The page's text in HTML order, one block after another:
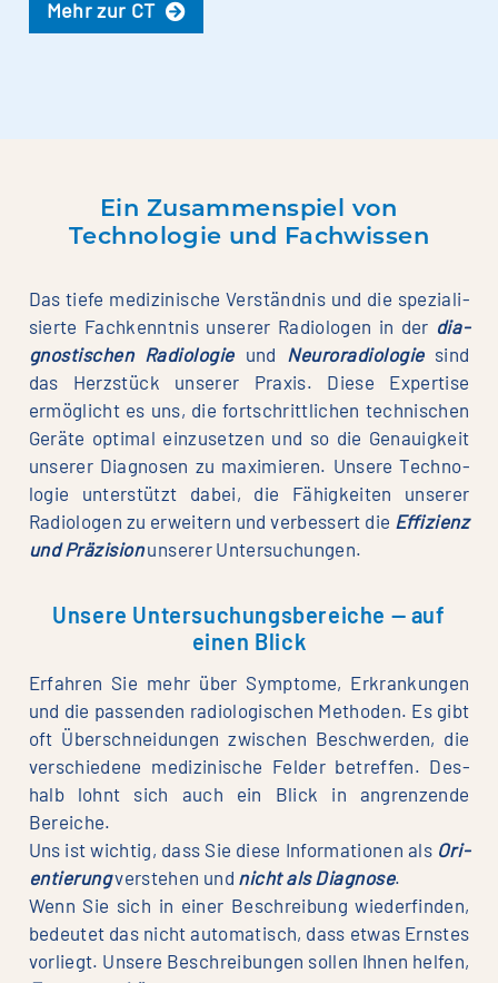
Mehr zur CT
Ein Zusammenspiel von
Technologie und Fachwissen
Das tie­fe medi­zi­ni­sche Ver­ständ­nis und die spe­zia­li­
sier­te Fach­kennt­nis unse­rer Radio­lo­gen in der dia­
gnos­ti­schen Radio­lo­gie und Neu­ro­ra­dio­lo­giesind
das Herz­stück unse­rer Pra­xis. Die­se Exper­ti­se
ermög­licht es uns, die fort­schritt­li­chen tech­ni­schen
Gerä­te opti­mal ein­zu­set­zen und so die Genau­ig­keit
unse­rer Dia­gno­sen zu maxi­mie­ren. Unse­re Tech­no­
lo­gie unter­stützt dabei, die Fähig­kei­ten unse­rer
Radio­lo­gen zu erwei­tern und ver­bes­sert die Effi­zi­enz
und Prä­zi­si­onunse­rer Untersuchungen.
Unsere Untersuchungsbereiche — auf
einen Blick
Erfah­ren Sie mehr über Sym­pto­me, Erkran­kun­gen
und die pas­sen­den radio­lo­gi­schen Metho­den. Es gibt
oft Über­schnei­dun­gen zwi­schen Beschwer­den, die
ver­schie­de­ne medi­zi­ni­sche Fel­der betref­fen. Des­
halb lohnt sich auch ein Blick in angren­zen­de
Bereiche.
Uns ist wich­tig, dass Sie die­se Infor­ma­tio­nen als Ori­
en­tie­rungver­ste­hen und nicht als Dia­gno­se.
Wenn Sie sich in einer Beschrei­bung wie­der­fin­den,
bedeu­tet das nicht auto­ma­tisch, dass etwas Erns­tes
vor­liegt. Unse­re Beschrei­bun­gen sol­len Ihnen hel­fen,